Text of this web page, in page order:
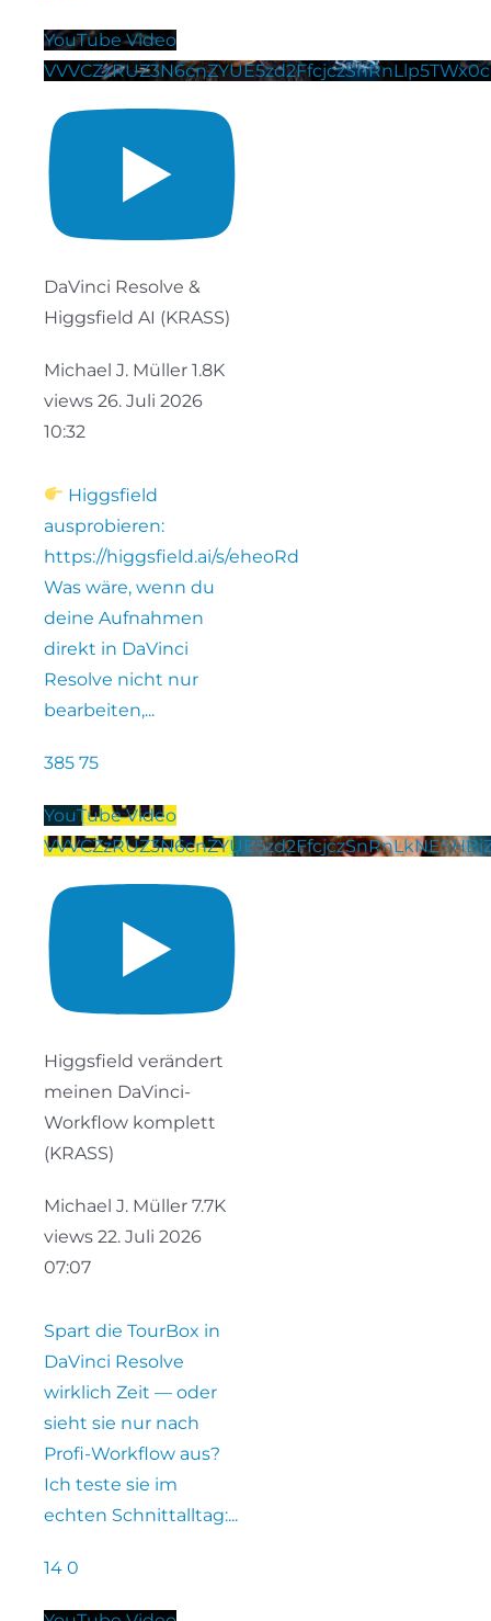
YouTube Video
DaVinci Resolve &
Higgsfield AI (KRASS)
Michael J. Müller 1.8K
views 26. Juli 2026
10:32
Higgsfield
ausprobieren:
https://higgsfield.ai/s/eheoRd
Was wäre, wenn du
deine Aufnahmen
direkt in DaVinci
Resolve nicht nur
bearbeiten,...
385 75
YouTube Video
Higgsfield verändert
meinen DaVinci-
Workflow komplett
(KRASS)
Michael J. Müller 7.7K
views 22. Juli 2026
07:07
Spart die TourBox in
DaVinci Resolve
wirklich Zeit — oder
sieht sie nur nach
Profi-Workflow aus?
Ich teste sie im
echten Schnittalltag:...
14 0